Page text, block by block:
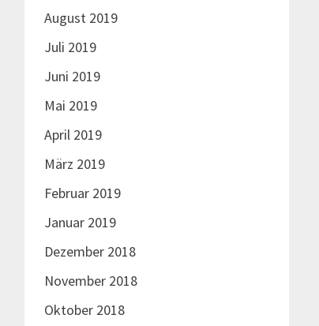
August 2019
Juli 2019
Juni 2019
Mai 2019
April 2019
März 2019
Februar 2019
Januar 2019
Dezember 2018
November 2018
Oktober 2018